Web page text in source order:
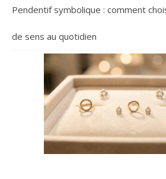
Pendentif symbolique : comment
de sens au quotidien